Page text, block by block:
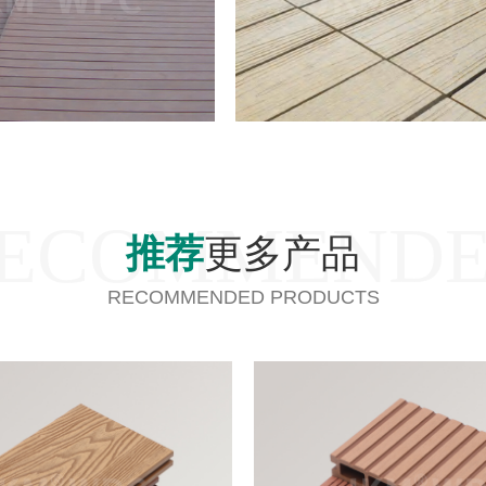
推荐更多产品
RECOMMENDED PRODUCTS